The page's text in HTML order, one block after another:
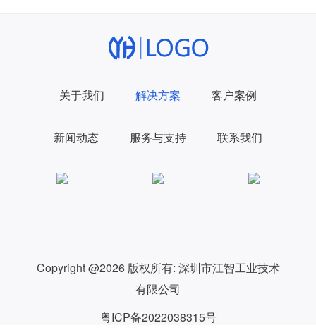
关于我们 解决方案 客户案例
新闻动态 服务与支持 联系我们
Copyright @2026 版权所有: 深圳市江智工业技术
有限公司
粤ICP备2022038315号